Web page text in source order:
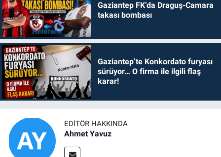
Gaziantep FK’da Draguş-Camara
takası bombası
Gaziantep’te Konkordato furyası
sürüyor… O firma ile ilgili flaş
karar!
EDITÖR HAKKINDA
Ahmet Yavuz